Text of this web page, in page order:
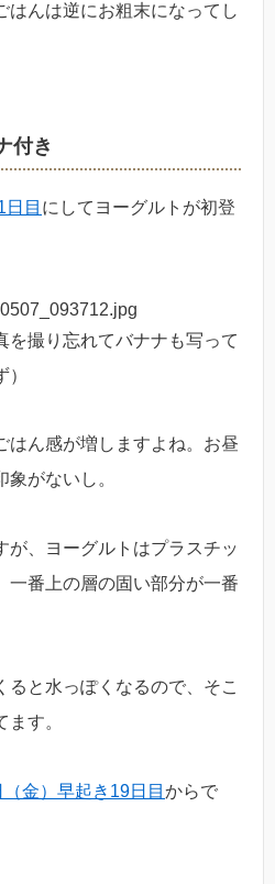
はんは逆にお粗末になってし
付き
目 にしてヨーグルトが初登
を撮り忘れてバナナも写って
はん感が増しますよね。お昼
がないし。
が、ヨーグルトはプラスチッ
一番上の層の固い部分が一番
ると水っぽくなるので、そこ
す。
金）早起き19日目 からで